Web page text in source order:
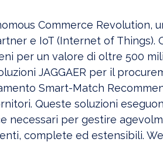
Commerce
e IoT (Internet of Things).
per un valore di oltre 500
JAGGAER per il
Smart-Match
Queste soluzioni
necessari per gestire
complete ed estensibili.